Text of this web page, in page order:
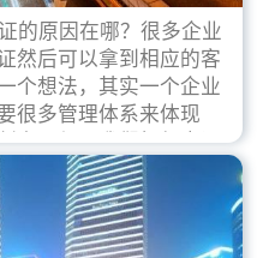
的原因在哪？很多企业
然后可以拿到相应的客
个想法，其实一个企业
很多管理体系来体现
立，但是我们如何去证
了？这就是ISO9001
锋小编就来细说下企业